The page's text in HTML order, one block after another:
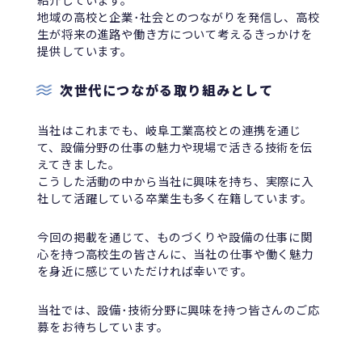
地域の高校と企業･社会とのつながりを発信し、高校
生が将来の進路や働き方について考えるきっかけを
提供しています。
次世代につながる取り組みとして
当社はこれまでも、岐阜工業高校との連携を通じ
て、設備分野の仕事の魅力や現場で活きる技術を伝
えてきました。
こうした活動の中から当社に興味を持ち、実際に入
社して活躍している卒業生も多く在籍しています。
今回の掲載を通じて、ものづくりや設備の仕事に関
心を持つ高校生の皆さんに、当社の仕事や働く魅力
を身近に感じていただければ幸いです。
当社では、設備･技術分野に興味を持つ皆さんのご応
募をお待ちしています。